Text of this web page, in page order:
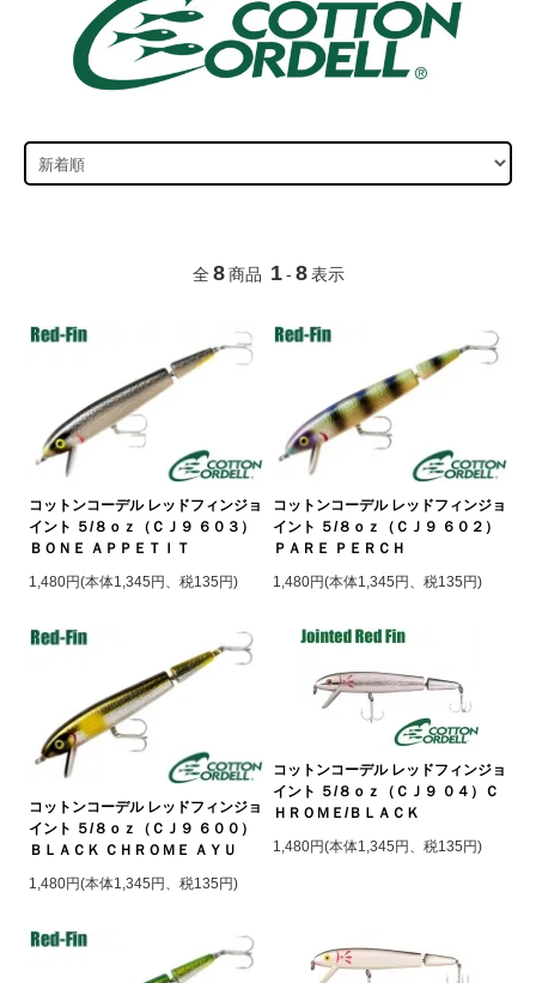
全 8 商品 1 - 8 表示
コットンコーデル レッドフィンジョ
イント ５/８ｏｚ（ＣＪ９ ６０３）
ＢＯＮＥ ＡＰＰＥＴＩＴ
1,480円(本体1,345円、税135円)
コットンコーデル レッドフィンジョ
イント ５/８ｏｚ（ＣＪ９ ６０２）
ＰＡＲＥ ＰＥＲＣＨ
1,480円(本体1,345円、税135円)
コットンコーデル レッドフィンジョ
イント ５/８ｏｚ（ＣＪ９ ６００）
ＢＬＡＣＫ ＣＨＲＯＭＥ ＡＹＵ
1,480円(本体1,345円、税135円)
コットンコーデル レッドフィンジョ
イント ５/８ｏｚ（ＣＪ９ ０４）Ｃ
ＨＲＯＭＥ/ＢＬＡＣＫ
1,480円(本体1,345円、税135円)